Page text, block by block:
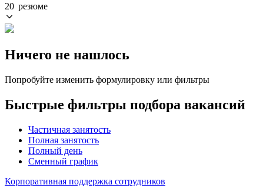
20 резюме
Ничего не нашлось
Попробуйте изменить формулировку или фильтры
Быстрые фильтры подбора вакансий
Частичная занятость
Полная занятость
Полный день
Сменный график
Корпоративная поддержка сотрудников